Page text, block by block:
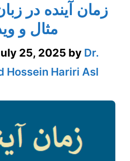
زمان آینده در
مثال و
25, 2025 by Dr.
Hossein Hariri Asl